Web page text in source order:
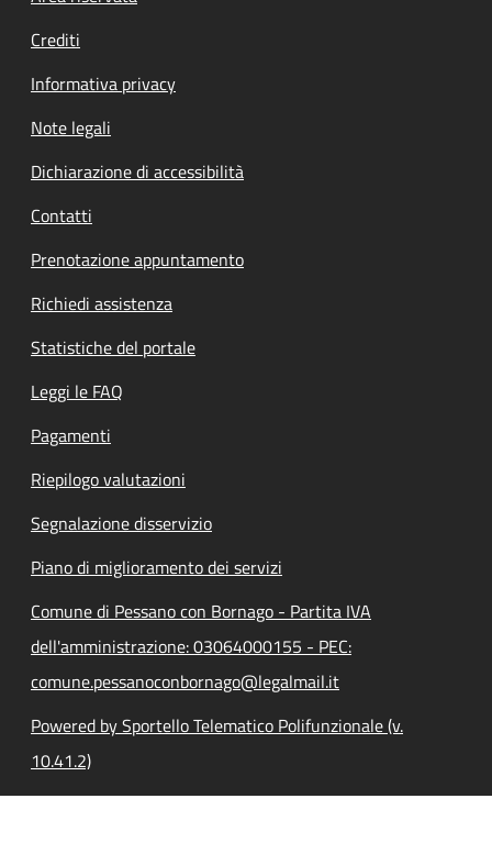
Crediti
Informativa privacy
Note legali
Dichiarazione di accessibilità
Contatti
Prenotazione appuntamento
Richiedi assistenza
Statistiche del portale
Leggi le FAQ
Pagamenti
Riepilogo valutazioni
Segnalazione disservizio
Piano di miglioramento dei servizi
Comune di Pessano con Bornago - Partita IVA
dell'amministrazione: 03064000155 - PEC:
comune.pessanoconbornago@legalmail.it
Powered by Sportello Telematico Polifunzionale (v.
10.41.2)